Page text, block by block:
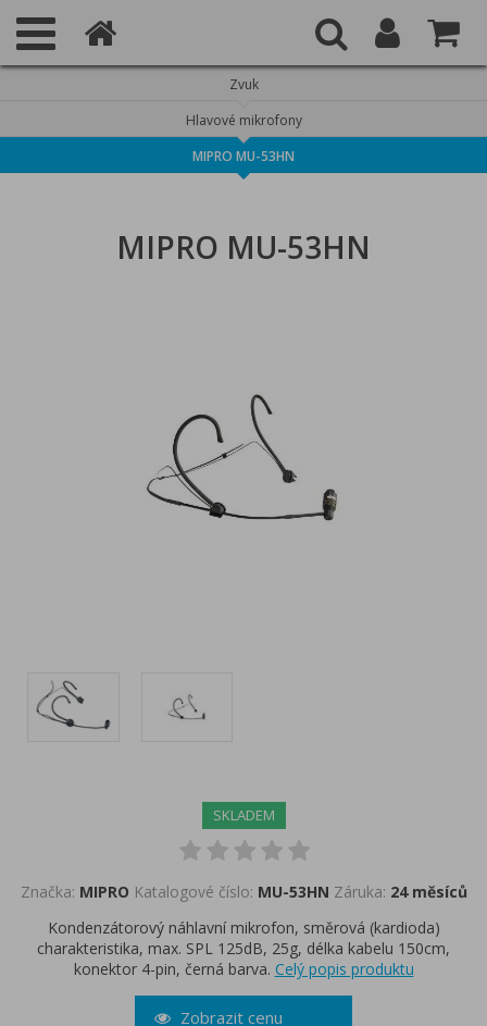
Zvuk
Hlavové mikrofony
MIPRO MU-53HN
MIPRO MU-53HN
SKLADEM
Značka: MIPRO Katalogové číslo: MU-53HN Záruka: 24 měsíců
Kondenzátorový náhlavní mikrofon, směrová (kardioda)
charakteristika, max. SPL 125dB, 25g, délka kabelu 150cm,
konektor 4-pin, černá barva. Celý popis produktu
Zobrazit cenu